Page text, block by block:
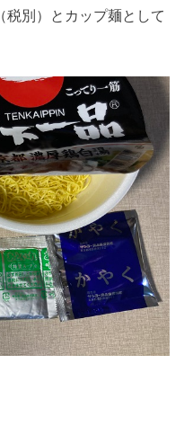
別）とカップ麺として